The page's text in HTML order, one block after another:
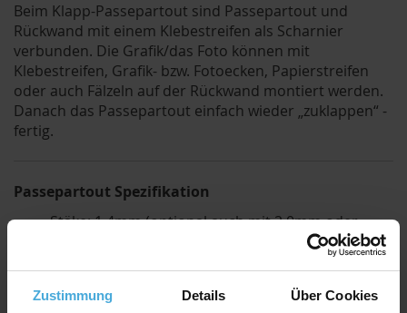
Zustimmung Details Über Cookies
Beim Klapp-Passepartout sind Passepartout und
Rückwand mit einem Klebestreifen als Scharnier
verbunden. Die Grafik/das Foto können mit
Klebestreifen, Grafik- bzw. Fotoecken, Papierstreifen
oder auch Fälzeln auf der Rückwand montiert werden.
Danach das Passepartout einfach wieder „zuklappen“ -
fertig.
Passepartout Spezifikation
Stäke: 1,4mm (optional auch mit 2,0mm oder
Kern: weiß
Material: 100% Alphazellulose (
mehr Infos)